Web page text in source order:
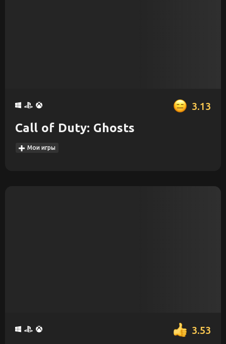
3.13
Call of Duty: Ghosts
Мои игры
3.53